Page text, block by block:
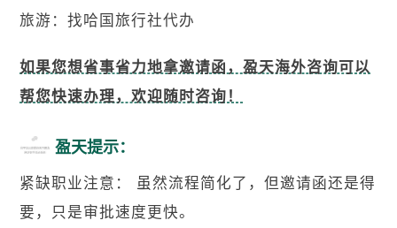
旅游：找哈国旅行社代办
如果您想省事省力地拿邀请函，盈天海外咨询可以
帮您快速办理，欢迎随时咨询！
盈天提示：
紧缺职业注意： 虽然流程简化了，但邀请函还是得
要，只是审批速度更快。